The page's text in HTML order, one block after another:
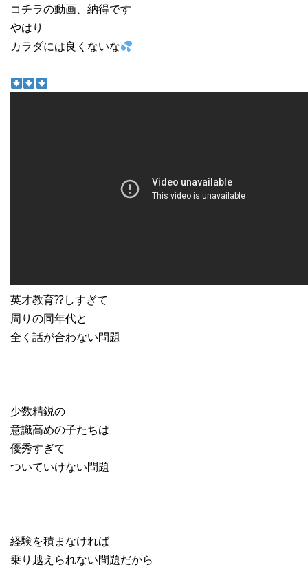
コチラの動画、納得です
やはり
カラダには良くないな
英才教育⁇しすぎて
周りの同年代と
全く話が合わない問題
少数精鋭の
意識高めの子たちは
優秀すぎて
ついていけない問題
経験を積まなければ
乗り越えられない問題だから